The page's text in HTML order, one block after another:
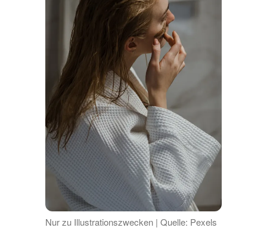
Nur zu Illustrationszwecken | Quelle: Pexels